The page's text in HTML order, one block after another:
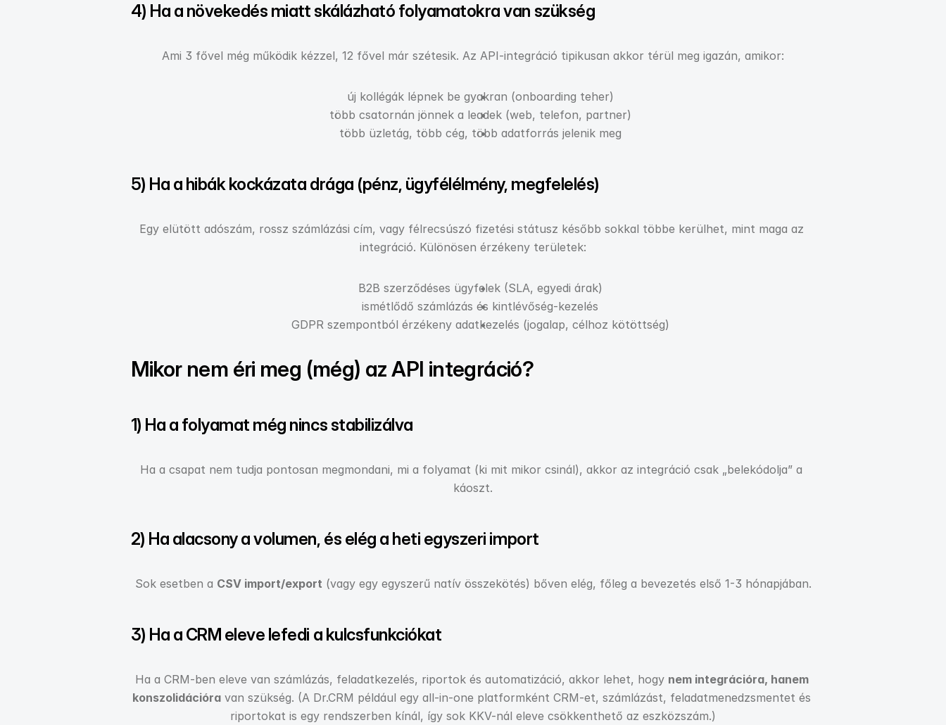
4) Ha a növekedés miatt skálázható folyamatokra van szükség
Ami 3 fővel még működik kézzel, 12 fővel már szétesik. Az API-integráció tipikusan akkor térül meg igazán, amikor:
új kollégák lépnek be gyakran (onboarding teher)
több csatornán jönnek a leadek (web, telefon, partner)
több üzletág, több cég, több adatforrás jelenik meg
5) Ha a hibák kockázata drága (pénz, ügyfélélmény, megfelelés)
Egy elütött adószám, rossz számlázási cím, vagy félrecsúszó fizetési státusz később sokkal többe kerülhet, mint maga az
integráció. Különösen érzékeny területek:
B2B szerződéses ügyfelek (SLA, egyedi árak)
ismétlődő számlázás és kintlévőség-kezelés
GDPR szempontból érzékeny adatkezelés (jogalap, célhoz kötöttség)
Mikor nem éri meg (még) az API integráció?
1) Ha a folyamat még nincs stabilizálva
Ha a csapat nem tudja pontosan megmondani, mi a folyamat (ki mit mikor csinál), akkor az integráció csak „belekódolja” a
káoszt.
2) Ha alacsony a volumen, és elég a heti egyszeri import
Sok esetben a CSV import/export (vagy egy egyszerű natív összekötés) bőven elég, főleg a bevezetés első 1-3 hónapjában.
3) Ha a CRM eleve lefedi a kulcsfunkciókat
Ha a CRM-ben eleve van számlázás, feladatkezelés, riportok és automatizáció, akkor lehet, hogy nem integrációra, hanem
konszolidációra van szükség. (A Dr.CRM például egy all-in-one platformként CRM-et, számlázást, feladatmenedzsmentet és
riportokat is egy rendszerben kínál, így sok KKV-nál eleve csökkenthető az eszközszám.)